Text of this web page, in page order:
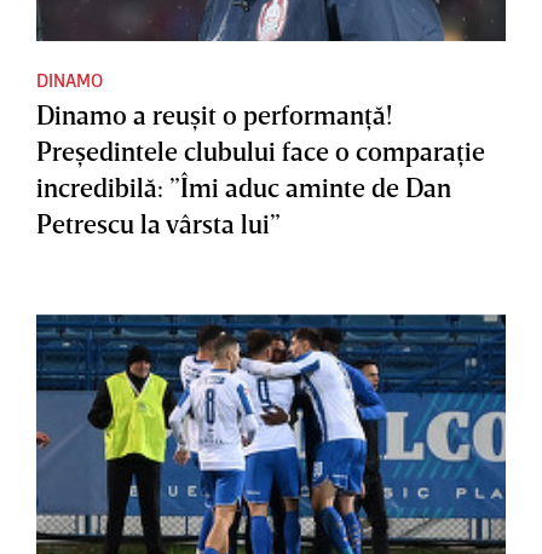
DINAMO
Dinamo a reuşit o performanţă!
Preşedintele clubului face o comparaţie
incredibilă: ”Îmi aduc aminte de Dan
Petrescu la vârsta lui”